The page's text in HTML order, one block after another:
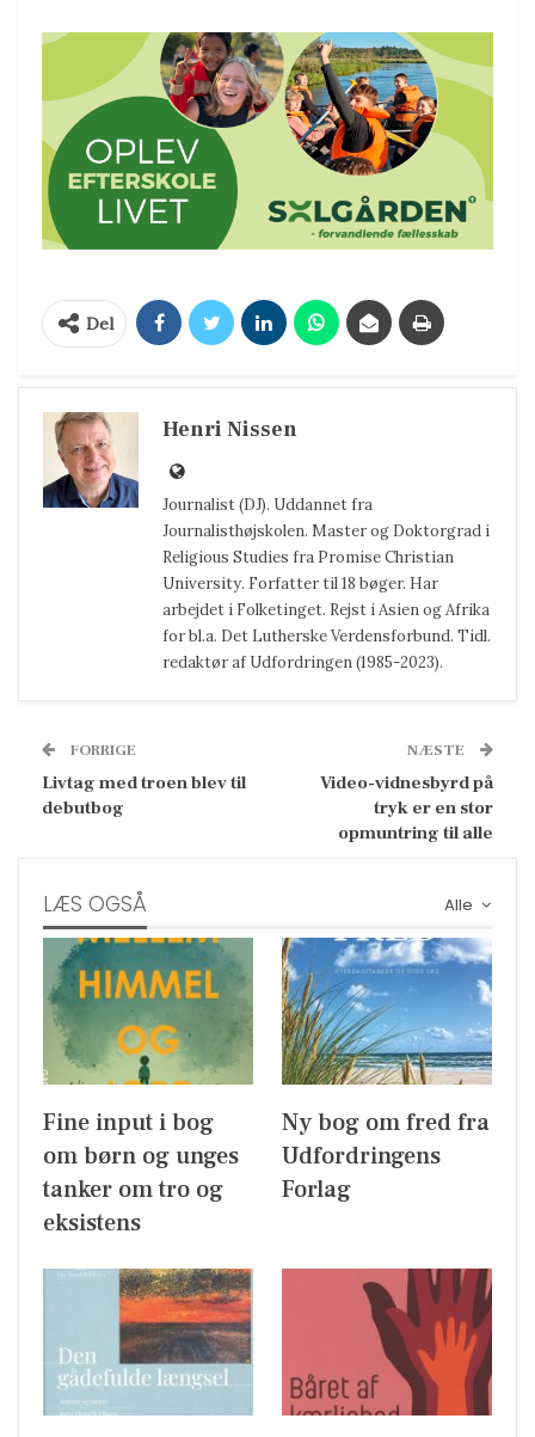
Del
Henri Nissen
Journalist (DJ). Uddannet fra
Journalisthøjskolen. Master og Doktorgrad i
Religious Studies fra Promise Christian
University. Forfatter til 18 bøger. Har
arbejdet i Folketinget. Rejst i Asien og Afrika
for bl.a. Det Lutherske Verdensforbund. Tidl.
redaktør af Udfordringen (1985-2023).
FORRIGE
Livtag med troen blev til
debutbog
NÆSTE
Video-vidnesbyrd på
tryk er en stor
opmuntring til alle
Alle
LÆS OGSÅ
Fine input i bog
om børn og unges
tanker om tro og
eksistens
Ny bog om fred fra
Udfordringens
Forlag